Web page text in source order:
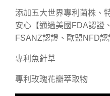
添加五大世界專利菌株、
安心【通過美國FDA認證
FSANZ認證、歐盟NFD認
專利魚針草
專利玫瑰花瓣萃取物